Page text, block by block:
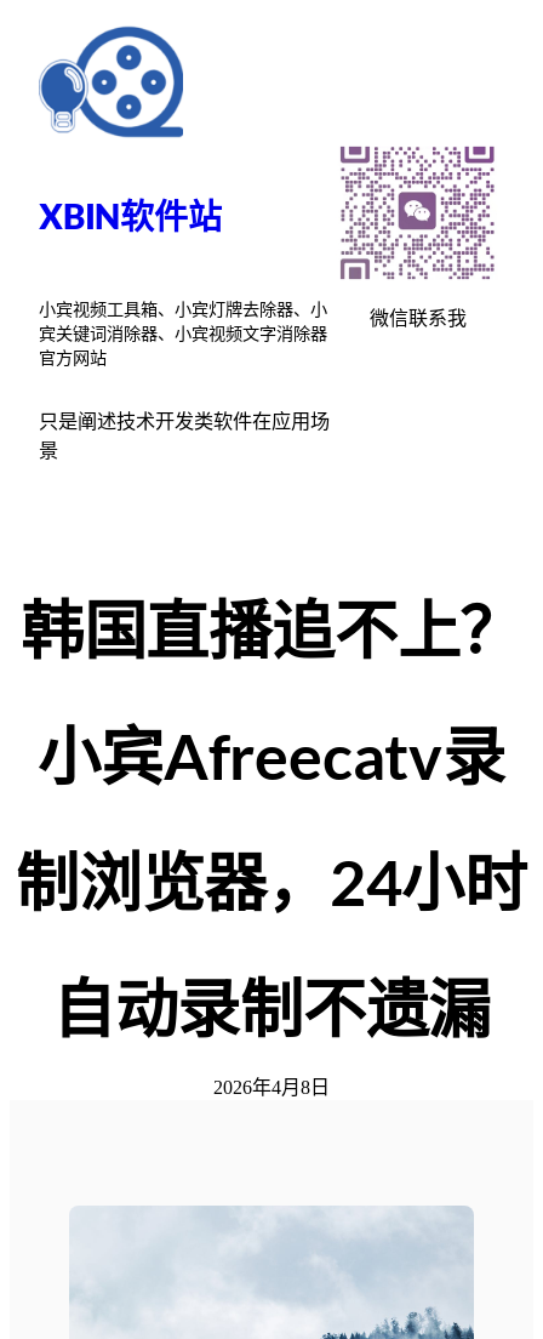
XBIN软件站
小宾视频工具箱、小宾灯牌去除器、小
宾关键词消除器、小宾视频文字消除器
官方网站
只是阐述技术开发类软件在应用场
景
微信联系我
韩国直播追不上？
小宾Afreecatv录
制浏览器，24小时
自动录制不遗漏
2026年4月8日